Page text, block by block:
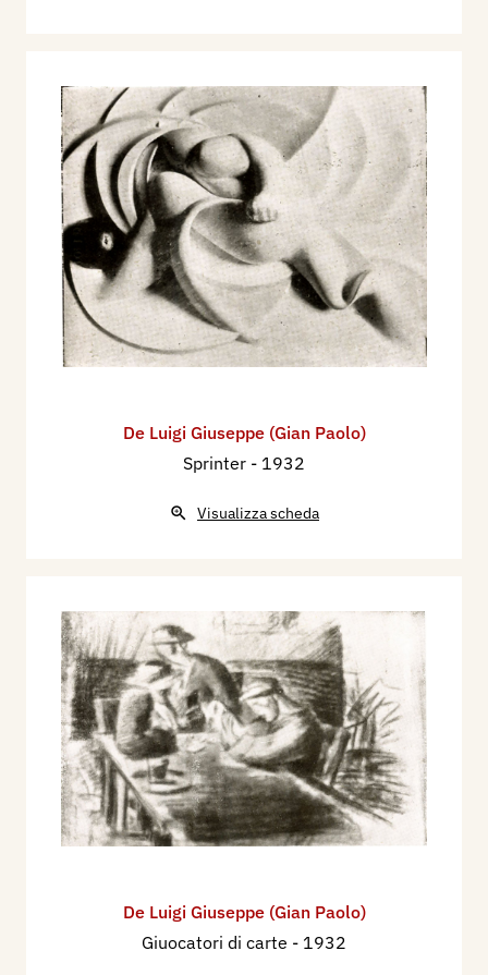
De Luigi Giuseppe (Gian Paolo)
Sprinter - 1932
Visualizza scheda
De Luigi Giuseppe (Gian Paolo)
Giuocatori di carte - 1932